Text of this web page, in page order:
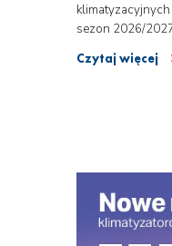
sezon 2026/
Czytaj więcej